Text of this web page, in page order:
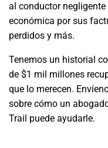
al conductor
económica por sus
perdidos y más.
Tenemos un historial
de $1 mil millones
que lo merecen.
sobre cómo un
Trail puede ayudarle.